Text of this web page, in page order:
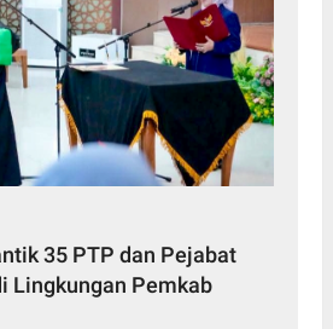
35 PTP dan Pejabat
Lingkungan Pemkab